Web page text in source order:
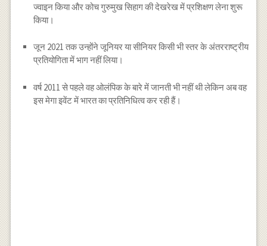
ज्वाइन किया और कोच गुरुमुख सिहाग की देखरेख में प्रशिक्षण लेना शुरू
किया।
जून 2021 तक उन्होंने जूनियर या सीनियर किसी भी स्तर के अंतरराष्ट्रीय
प्रतियोगिता में भाग नहीं लिया।
वर्ष 2011 से पहले वह ओलंपिक के बारे में जानती भी नहीं थी लेकिन अब वह
इस मेगा इवेंट में भारत का प्रतिनिधित्व कर रही हैं।